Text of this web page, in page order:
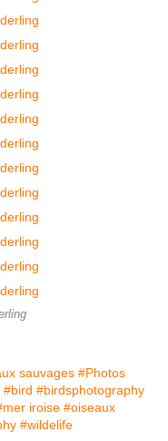
sauvages #Photos
#bird #birdsphotography
iroise #oiseaux
#wildelife